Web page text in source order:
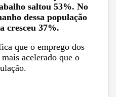
saltou 53%. No
dessa população
cresceu 37%.
que o emprego dos
acelerado que o